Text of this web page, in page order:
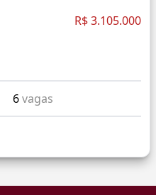
R$ 3.105.000
6vagas